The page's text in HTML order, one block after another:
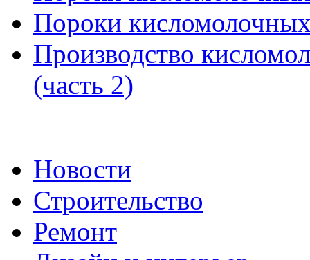
Пороки
Производство
(часть 2)
Новости
Строительство
Ремонт